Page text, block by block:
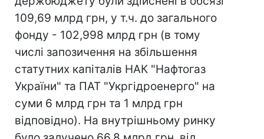
109,69 млрд грн, у т.ч. до загального
фонду - 102,998 млрд грн (в тому
числі запозичення на збільшення
статутних капіталів НАК "Нафтогаз
України" та ПАТ "Укргідроенерго" на
суми 6 млрд грн та 1 млрд грн
відповідно). На внутрішньому ринку